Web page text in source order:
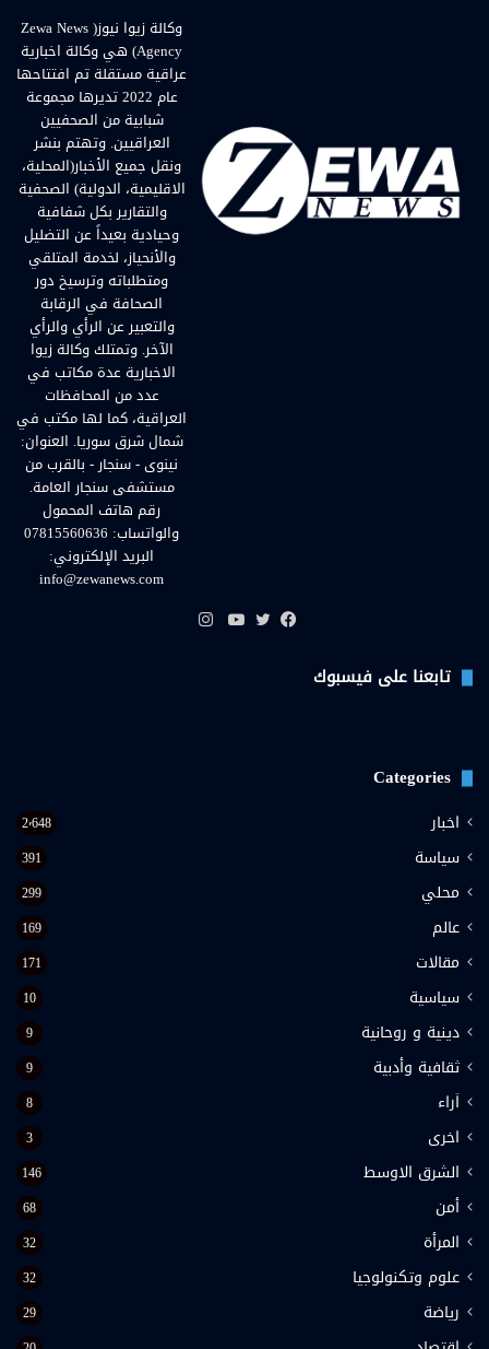
وكالة زيوا نيوز( Zewa News
Agency) هي وكالة اخبارية
عراقية مستقلة تم افتتاحها
عام 2022 تديرها مجموعة
شبابية من الصحفيين
العراقيين. وتهتم بنشر
ونقل جميع الأخبار(المحلية،
الاقليمية، الدولية) الصحفية
والتقارير بكل شفافية
وحيادية بعيداً عن التضليل
والأنحياز، لخدمة المتلقي
ومتطلباته وترسيخ دور
الصحافة في الرقابة
والتعبير عن الرأي والرأي
الآخر. وتمتلك وكالة زيوا
الاخبارية عدة مكاتب في
عدد من المحافظات
العراقية، كما لها مكتب في
شمال شرق سوريا. العنوان:
نينوى - سنجار - بالقرب من
مستشفى سنجار العامة.
رقم هاتف المحمول
والواتساب: 07815560636
البريد الإلكتروني:
info@zewanews.com
تابعنا على فيسبوك
Categories
اخبار 2٬648
سياسة 391
محلي 299
عالم 169
مقالات 171
سياسية 10
دينية و روحانية 9
ثقافية وأدبية 9
اَراء 8
اخرى 3
الشرق الاوسط 146
أمن 68
المرأة 32
علوم وتكنولوجيا 32
رياضة 29